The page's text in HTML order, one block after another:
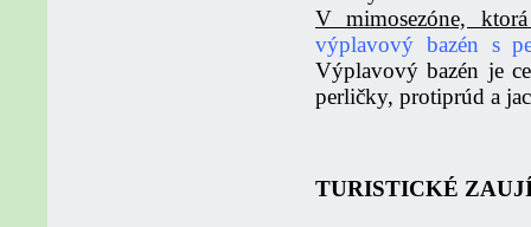
V mimosezóne,
výplavový bazén s
Výplavový bazén je
perličky, protiprúd a
TURISTICKÉ